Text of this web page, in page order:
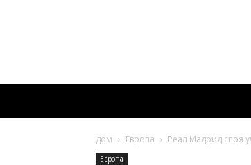
дом Европа Реал Мадрид спря
Европа